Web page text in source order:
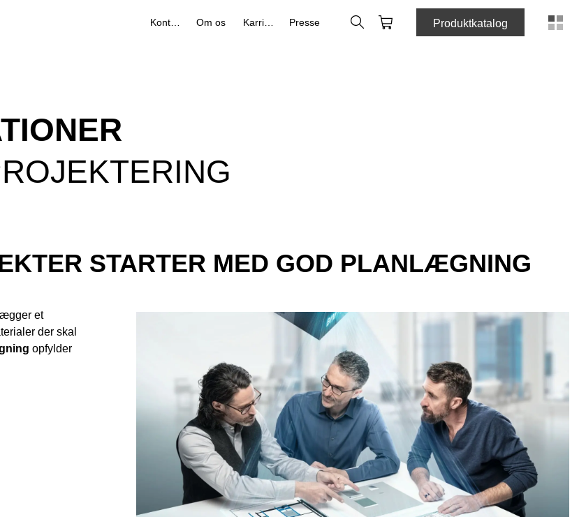
Om os Karriere Presse Søg IndkøbskurvProduktkatalog
STARTER MED GOD PLANLÆGNING
et
der skal
opfylder